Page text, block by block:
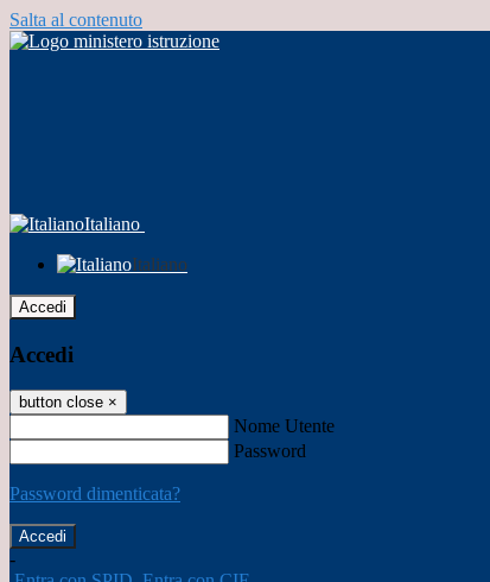
Salta al contenuto
Italiano
Italiano
Accedi
Accedi
button close ×
Nome Utente
Password
Password dimenticata?
-